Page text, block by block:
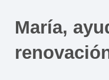
María,